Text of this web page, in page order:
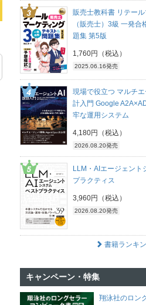
販売士教科書 リテー
（販売士）3級 一発合
題集 第5版
1,760円（税込）
2025.06.16発売
現場で役立つ マルチ
計入門 Google
牢な運用システム
4,180円（税込）
2026.08.20発売
LLM・AIエージェント
プラクティス
3,960円（税込）
2026.08.20発売
書籍ランキ
キャンペーン・特集
翔泳社のロン